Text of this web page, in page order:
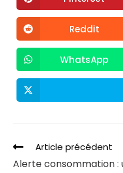
Reddit
WhatsApp
Article précédent
Alerte consommation :